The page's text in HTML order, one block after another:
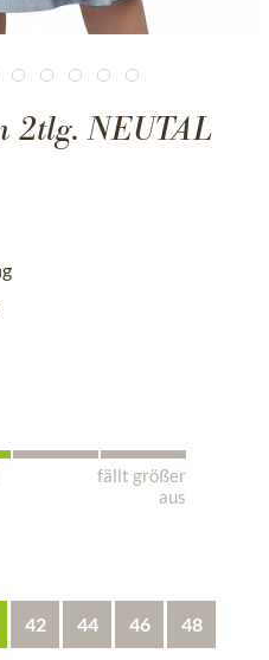
2tlg. NEUTAL
fällt größer
aus
42 44 46 48